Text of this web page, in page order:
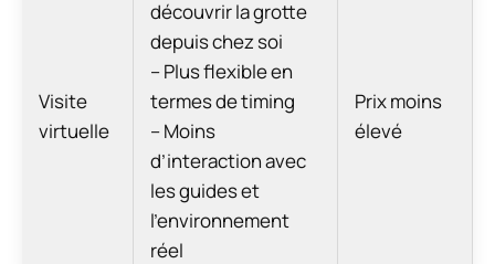
Visite
virtuelle
découvrir la grotte
depuis chez soi
– Plus flexible en
termes de timing
– Moins
d’interaction avec
les guides et
l’environnement
réel
Prix moins
élevé